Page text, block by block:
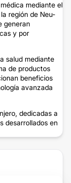
mediante el
región de Neu-
generan
y por
salud mediante
de productos
beneficios
avanzada
dedicadas a
desarrollados en